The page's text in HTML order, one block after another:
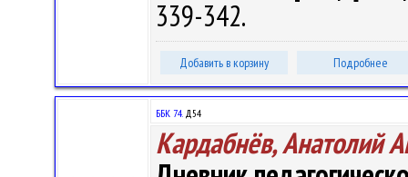
339-342.
Добавить в корзину Подробнее
ББК 74.Д54
Кардабнёв, Анатолий